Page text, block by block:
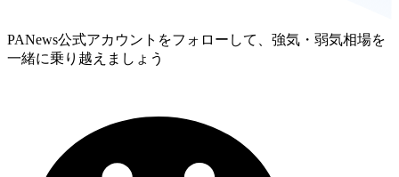
PANews公式アカウントをフォローして、強気・弱気相場を
一緒に乗り越えましょう